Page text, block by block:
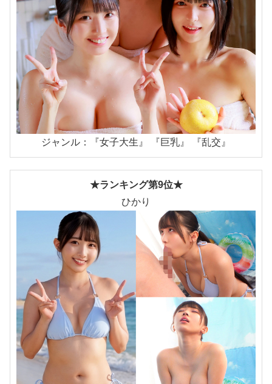
ジャンル：『女子大生』 『巨乳』 『乱交』
★ランキング第9位★
ひかり